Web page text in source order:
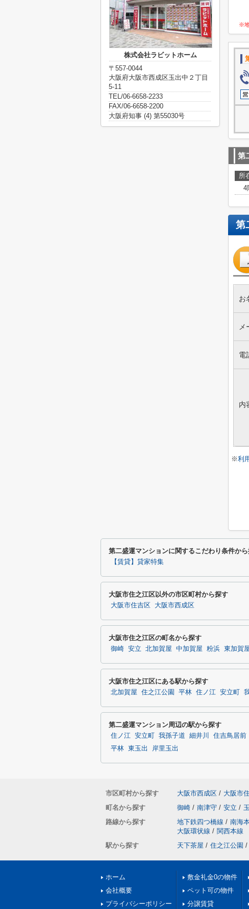
※地
第
所
4
第
お
メ
電
内
※利
株式会社ラビットホーム
〒557-0044
大阪府大阪市西成区玉出中２丁目
5-11
TEL/06-6658-2233
FAX/06-6658-2200
大阪府知事 (4) 第55030号
第二盛運マンションに関するこだわり条件か
【賃貸】貸家特集
大阪市住之江区以外の市区町村から探す
大阪市住吉区 大阪市西成区
大阪市住之江区の町名から探す
御崎 安立 北加賀屋 中加賀屋 粉浜 東加賀
大阪市住之江区にある駅から探す
北加賀屋 住之江公園 平林 住ノ江 安立町
第二盛運マンション周辺の駅から探す
住ノ江 安立町 我孫子道 細井川 住吉鳥居前
平林 東玉出 岸里玉出
市区町村から探す 大阪市西成区 / 大阪市
町名から探す
御崎 / 南津守 / 安立 /
路線から探す
地下鉄四つ橋線 / 南海
大阪環状線 / 関西本線
駅から探す
天下茶屋 / 住之江公園 /
ホーム
会社概要
プライバシーポリシー
敷金礼金0の物件
ペット可の物件
分譲賃貸